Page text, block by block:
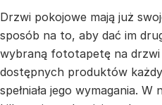
Drzwi pokojowe mają już
sposób na to, aby dać im
wybraną fototapetę na
dostępnych produktów
spełniała jego wymagania.